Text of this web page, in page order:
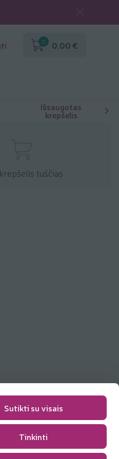
Sutikti su visais
Tinkinti
0 0,00 €
Išsaugotas
krepšelis
tuščias
0,00 €